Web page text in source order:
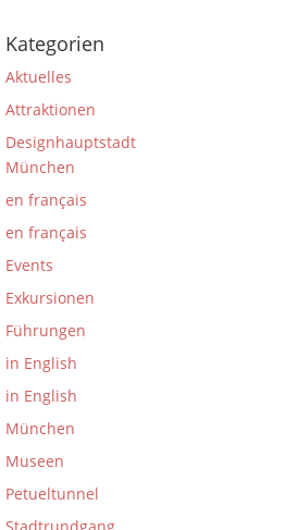
Kategorien
Aktuelles
Attraktionen
Designhauptstadt
München
en français
en français
Events
Exkursionen
Führungen
in English
in English
München
Museen
Petueltunnel